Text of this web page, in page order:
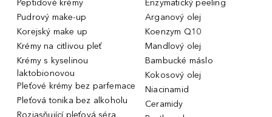
Peptidové krémy
Pudrový make-up
Korejský make up
Krémy na citlivou pleť
Krémy s kyselinou
laktobionovou
Pleťové krémy bez parfemace
Pleťová tonika bez alkoholu
Rozjasňující pleťová séra
Enzymatický peeling
Arganový olej
Koenzym Q10
Mandlový olej
Bambucké máslo
Kokosový olej
Niacinamid
Ceramidy